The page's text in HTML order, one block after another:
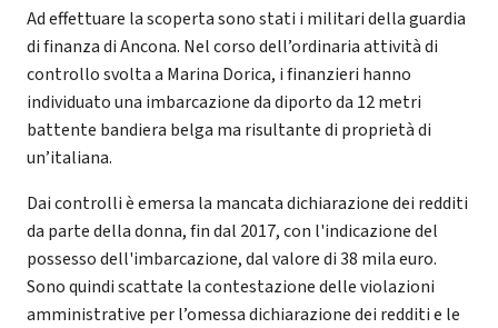
Ad effettuare la scoperta sono stati i militari della guardia
di finanza di Ancona. Nel corso dell’ordinaria attività di
controllo svolta a Marina Dorica, i finanzieri hanno
individuato una imbarcazione da diporto da 12 metri
battente bandiera belga ma risultante di proprietà di
un’italiana.
Dai controlli è emersa la mancata dichiarazione dei redditi
da parte della donna, fin dal 2017, con l'indicazione del
possesso dell'imbarcazione, dal valore di 38 mila euro.
Sono quindi scattate la contestazione delle violazioni
amministrative per l’omessa dichiarazione dei redditi e le